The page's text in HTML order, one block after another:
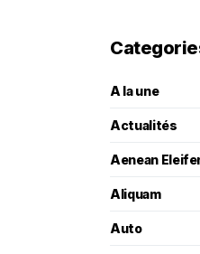
A la une
Actualités
Aenean
Aliquam
Auto